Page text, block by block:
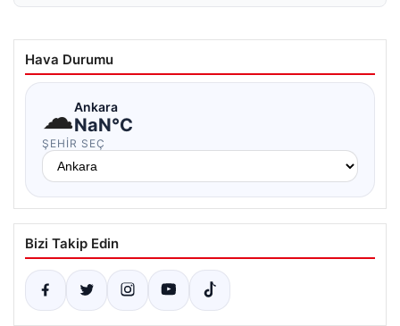
Hava Durumu
☁Ankara
NaN°C
ŞEHIR SEÇ
Bizi Takip Edin